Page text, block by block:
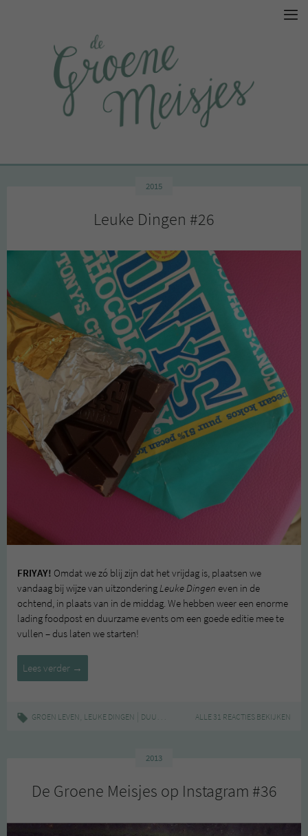
2015
Leuke Dingen #26
FRIYAY! Omdat we zó blij zijn dat het vrijdag is, plaatsen we
vandaag bij wijze van uitzonderingLeuke Dingen even in de
ochtend, in plaats van in de middag. We hebben weer een enorme
lading foodpost en duurzame events om een goede editie mee te
vullen – dus laten we starten!
Lees verder Leuke
Dingen
→
GROEN LEVEN, LEUKE DINGEN DUURZAAM FOODPOST ,GROEN LEVEN,LEUKE
ALLE 31 REACTIES BEKIJKEN
2013
De Groene Meisjes op Instagram #36